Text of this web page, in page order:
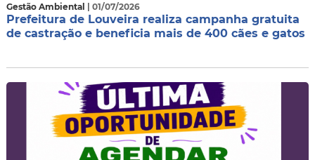
Gestão Ambiental | 01/07/2026
Prefeitura de Louveira realiza campanha gratuita
de castração e beneficia mais de 400 cães e gatos